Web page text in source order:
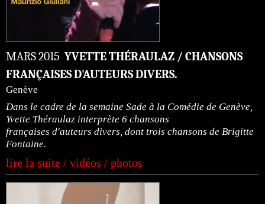
MARS 2015 YVETTE THÉRAULAZ / CHANSONS
FRANÇAISES D'AUTEURS DIVERS.
Genève
Dans le cadre de la semaine Sade à la Comédie de Genève,
Yvette Théraulaz interprète 6 chansons
françaises d'auteurs divers, dont trois chansons de Brigitte
Fontaine.
lire la suite / vidéos / photos